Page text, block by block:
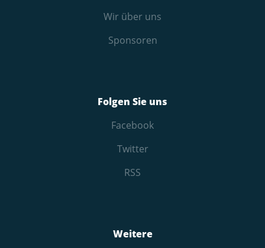
Wir über uns
Sponsoren
Folgen Sie uns
Facebook
Twitter
RSS
Weitere